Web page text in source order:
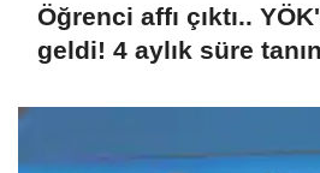
Öğrenci affı çıktı..
geldi! 4 aylık süre